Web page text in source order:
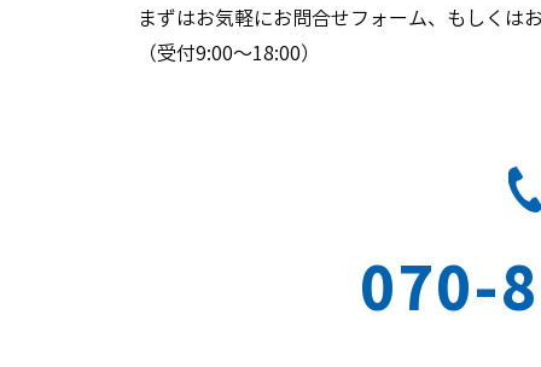
まずはお気軽にお問合せフォーム、もしくは
（受付9:00～18:00）
070-